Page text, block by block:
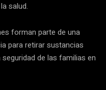
salud.
forman parte de una
para retirar sustancias
de las familias en